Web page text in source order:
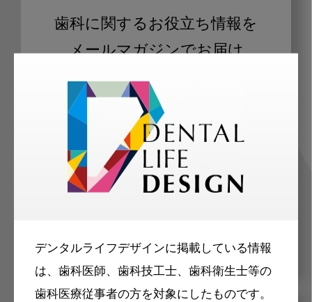
デンタルライフデザインに掲載している情報
は、歯科医師、歯科技工士、歯科衛生士等の
歯科医療従事者の方を対象にしたものです。
歯科に関するお役立ち情報を
メールマガジンでお届け
ご登録いただいた職種（歯科医師、歯
科衛生士、歯科技工士）に合わせた内
容のメールマガジンをお届けします。